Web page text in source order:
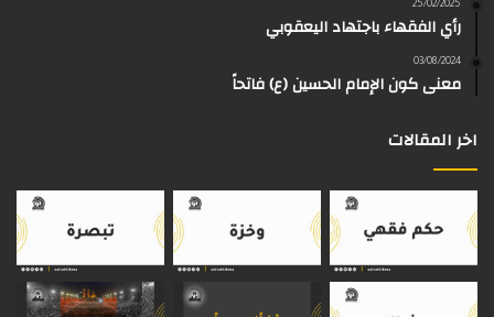
م
25/02/2025
رأي الفقهاء باجتهاد اليعقوبي
03/08/2024
معنى كون الإمام الحسين (ع) فاتحاً
اخر المقالات